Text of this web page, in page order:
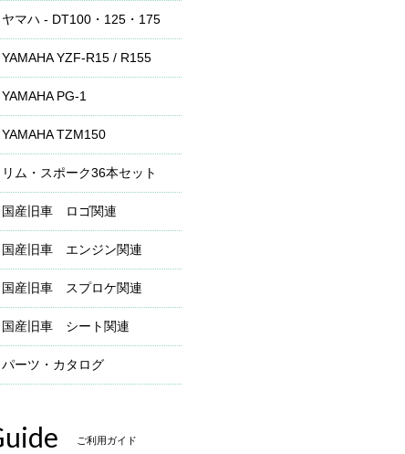
ヤマハ - DT100・125・175
YAMAHA YZF-R15 / R155
YAMAHA PG-1
YAMAHA TZM150
リム・スポーク36本セット
国産旧車 ロゴ関連
国産旧車 エンジン関連
国産旧車 スプロケ関連
国産旧車 シート関連
パーツ・カタログ
ご利用ガイド